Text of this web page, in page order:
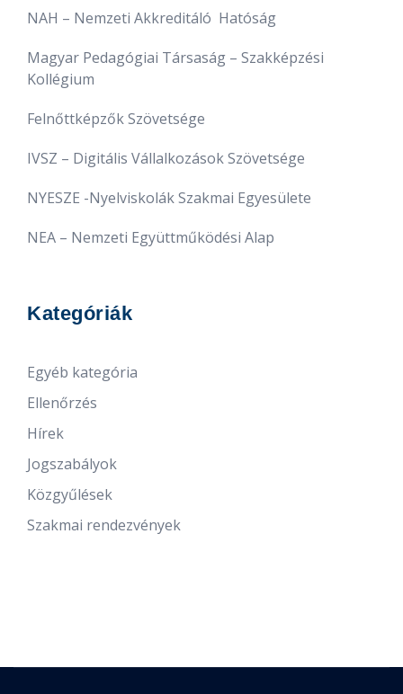
NAH – Nemzeti Akkreditáló Hatóság
Magyar Pedagógiai Társaság – Szakképzési
Kollégium
Felnőttképzők Szövetsége
IVSZ – Digitális Vállalkozások Szövetsége
NYESZE -Nyelviskolák Szakmai Egyesülete
NEA – Nemzeti Együttműködési Alap
Kategóriák
Egyéb kategória
Ellenőrzés
Hírek
Jogszabályok
Közgyűlések
Szakmai rendezvények